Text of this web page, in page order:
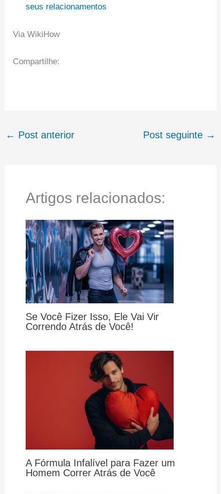
seus relacionamentos
Via WikiHow
Compartilhe:
← Post anterior Post seguinte →
Artigos relacionados:
Se Você Fizer Isso, Ele Vai Vir
Correndo Atrás de Você!
A Fórmula Infalível para Fazer um
Homem Correr Atrás de Você